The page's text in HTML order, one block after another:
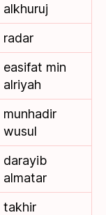
alkhuruj
radar
easifat min
alriyah
munhadir
wusul
darayib
almatar
takhir